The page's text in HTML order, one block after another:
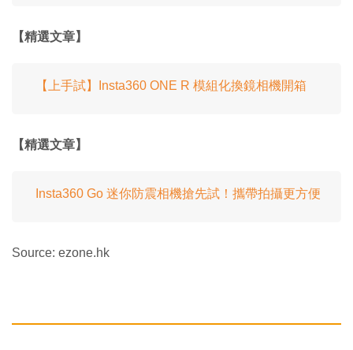
【精選文章】
【上手試】Insta360 ONE R 模組化換鏡相機開箱
【精選文章】
Insta360 Go 迷你防震相機搶先試！攜帶拍攝更方便
Source: ezone.hk